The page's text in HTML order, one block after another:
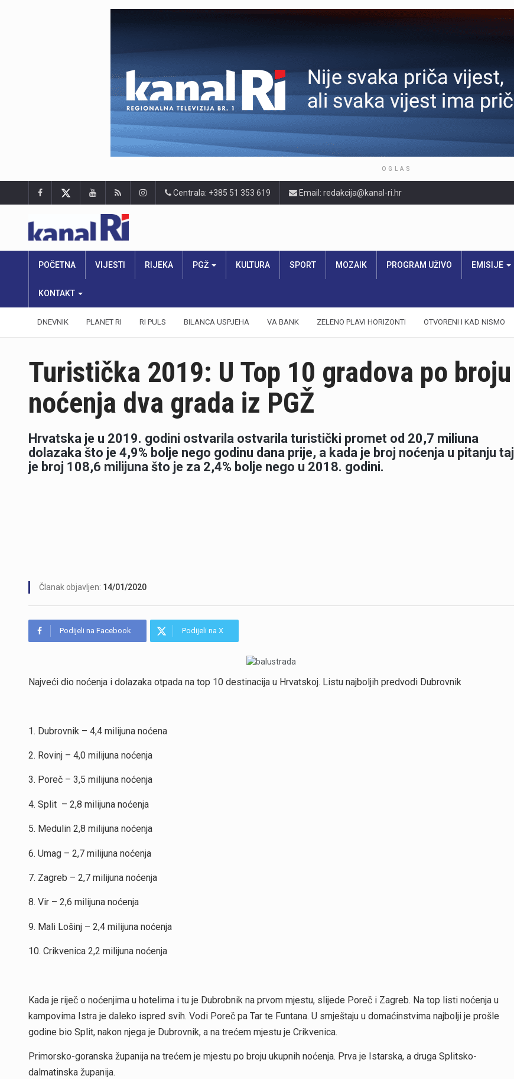
OGLAS
Centrala: +385 51 353 619 Email: redakcija@kanal-ri.hr
POČETNA VIJESTI RIJEKA PGŽ KULTURA SPORT MOZAIK PROGRAM UŽIVO EMISIJE
KONTAKT
DNEVNIK PLANET RI RI PULS BILANCA USPJEHA VA BANK ZELENO PLAVI HORIZONTI OTVORENI I KAD NISMO
Turistička 2019: U Top 10 gradova po broju
noćenja dva grada iz PGŽ
Hrvatska je u 2019. godini ostvarila ostvarila turistički promet od 20,7 miliuna
dolazaka što je 4,9% bolje nego godinu dana prije, a kada je broj noćenja u pitanju taj
je broj 108,6 milijuna što je za 2,4% bolje nego u 2018. godini.
Članak objavljen: 14/01/2020
Podijeli na Facebook Podijeli na X
Najveći dio noćenja i dolazaka otpada na top 10 destinacija u Hrvatskoj. Listu najboljih predvodi Dubrovnik
1. Dubrovnik – 4,4 milijuna noćena
2. Rovinj – 4,0 milijuna noćenja
3. Poreč – 3,5 milijuna noćenja
4. Split – 2,8 milijuna noćenja
5. Medulin 2,8 milijuna noćenja
6. Umag – 2,7 milijuna noćenja
7. Zagreb – 2,7 milijuna noćenja
8. Vir – 2,6 milijuna noćenja
9. Mali Lošinj – 2,4 milijuna noćenja
10. Crikvenica 2,2 milijuna noćenja
Kada je riječ o noćenjima u hotelima i tu je Dubrobnik na prvom mjestu, slijede Poreč i Zagreb. Na top listi noćenja u
kampovima Istra je daleko ispred svih. Vodi Poreč pa Tar te Funtana. U smještaju u domaćinstvima najbolji je prošle
godine bio Split, nakon njega je Dubrovnik, a na trećem mjestu je Crikvenica.
Primorsko-goranska županija na trećem je mjestu po broju ukupnih noćenja. Prva je Istarska, a druga Splitsko-
dalmatinska županija.